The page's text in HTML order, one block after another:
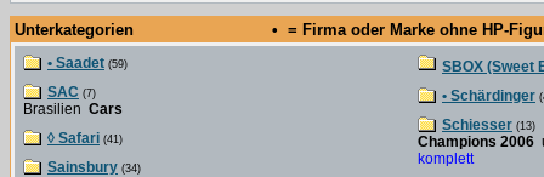
Unterkategorien • = Firma oder Marke ohne HP-
• Saadet (59)
SAC (7)
Brasilien Cars
◊ Safari (41)
Sainsbury (34)
SBOX (Sweet
• Schärdinger
Schiesser (13)
Champions 2006
komplett